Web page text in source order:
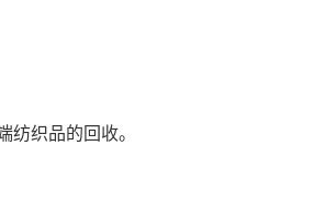
纺织品的回收。